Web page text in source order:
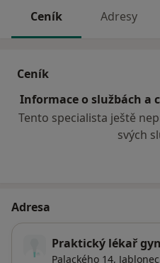
Ceník Adresy
Ceník
Informace o službách a
Tento specialista ještě
svých
Adresa
Praktický lékař
Palackého 14,